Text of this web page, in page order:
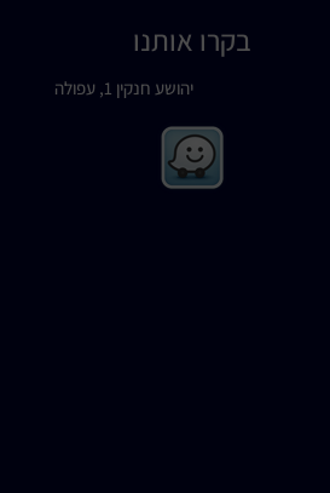
בקרו אותנו
יהושע חנקין 1, עפולה